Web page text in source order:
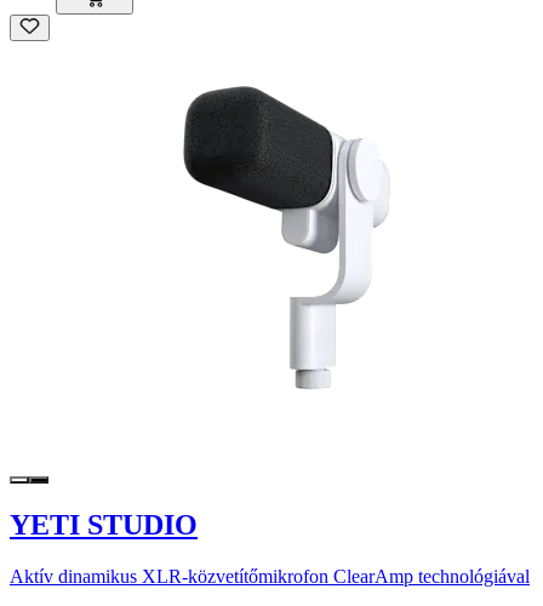
YETI STUDIO
Aktív dinamikus XLR-közvetítőmikrofon ClearAmp technológiával